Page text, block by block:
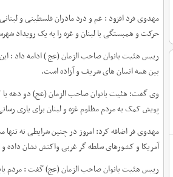
مهدوی فرد افزود : غم و درد مادران فلسطینی و
حرکت و همبستگی با لبنان و غزه را به یک رویداد
رییس هئیت بانوان صاحب الزمان (عج ) ادامه داد :
بین همه انسان های شریف و آزاده است.
وی گفت: هئیت بانوان صاحب الزمان (عج) دو دهه با
پویش کمک به مردم مظلوم غزه و لبنان برای یاری
مهدوی فر اضافه کرد: امروز در چنین شرایطی نه
آمریکا و کشورهای سلطه گر غربی واکنش نشان داده
رییس هئیت بانوان صاحب الزمان (عج) گفت : مردم